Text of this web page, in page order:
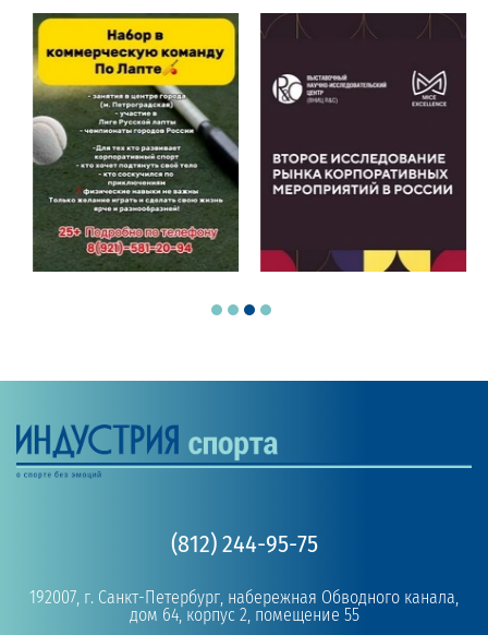
(812) 244-95-75
192007, г. Санкт-Петербург, набережная Обводного канала,
дом 64, корпус 2, помещение 55